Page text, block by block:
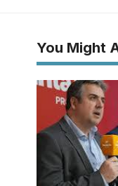
You Might